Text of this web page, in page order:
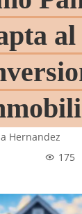
al
Hernandez
175